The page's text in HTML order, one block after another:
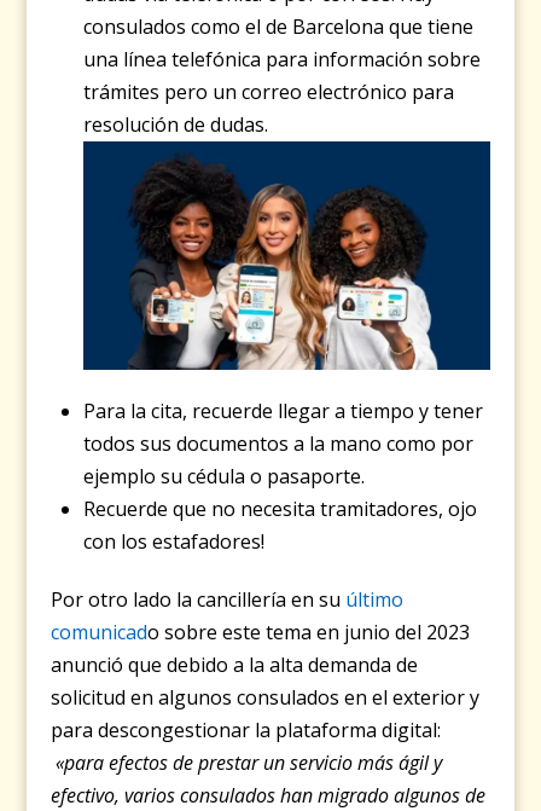
consulados como el de Barcelona que tiene
una línea telefónica para información sobre
trámites pero un correo electrónico para
resolución de dudas.
Para la cita, recuerde llegar a tiempo y tener
todos sus documentos a la mano como por
ejemplo su cédula o pasaporte.
Recuerde que no necesita tramitadores, ojo
con los estafadores!
Por otro lado la cancillería en su último
comunicado sobre este tema en junio del 2023
anunció que debido a la alta demanda de
solicitud en algunos consulados en el exterior y
para descongestionar la plataforma digital:
«para efectos de prestar un servicio más ágil y
efectivo, varios consulados han migrado algunos de